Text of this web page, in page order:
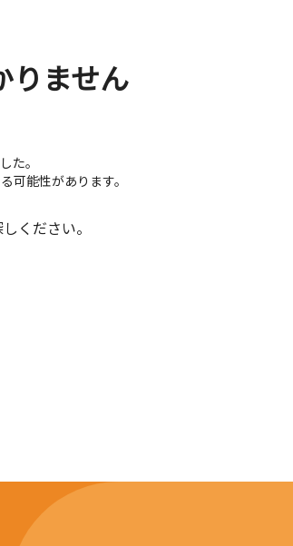
りません
た。
可能性があります。
ください。